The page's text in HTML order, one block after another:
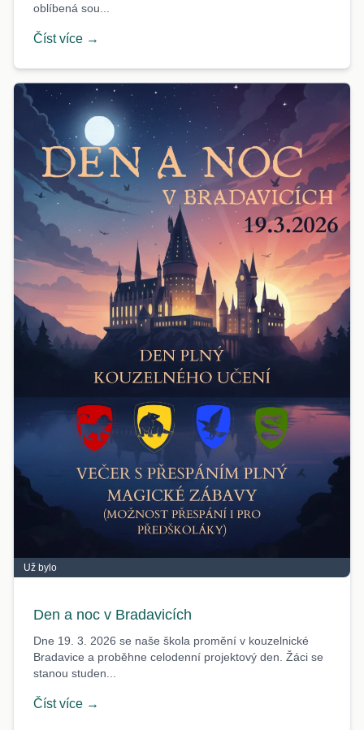
oblíbená sou...
Číst více →
Už bylo
Den a noc v Bradavicích
Dne 19. 3. 2026 se naše škola promění v kouzelnické
Bradavice a proběhne celodenní projektový den. Žáci se
stanou studen...
Číst více →